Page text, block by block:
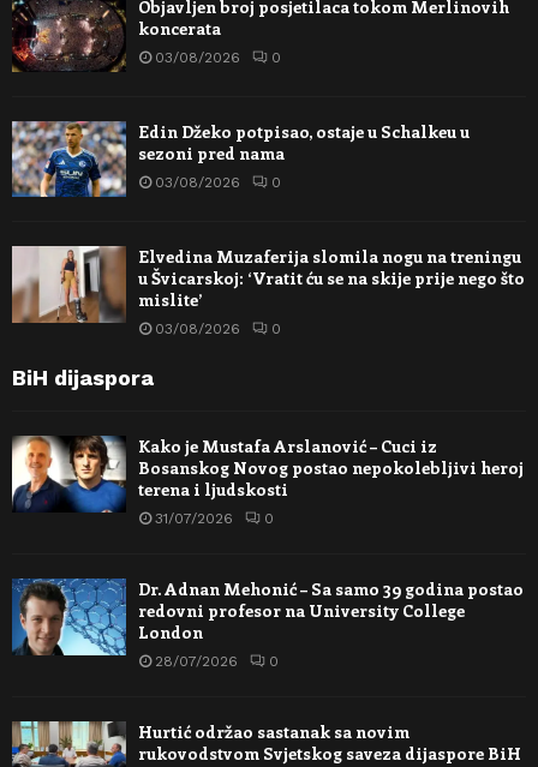
Objavljen broj posjetilaca tokom Merlinovih
koncerata
03/08/2026 0
Edin Džeko potpisao, ostaje u Schalkeu u
sezoni pred nama
03/08/2026 0
Elvedina Muzaferija slomila nogu na treningu
u Švicarskoj: ‘Vratit ću se na skije prije nego što
mislite’
03/08/2026 0
BiH dijaspora
Kako je Mustafa Arslanović – Cuci iz
Bosanskog Novog postao nepokolebljivi heroj
terena i ljudskosti
31/07/2026 0
Dr. Adnan Mehonić – Sa samo 39 godina postao
redovni profesor na University College
London
28/07/2026 0
Hurtić održao sastanak sa novim
rukovodstvom Svjetskog saveza dijaspore BiH